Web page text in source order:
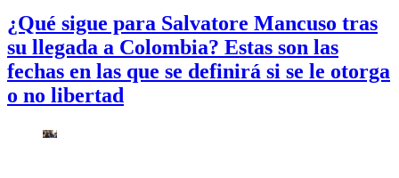
¿Qué sigue para Salvatore Mancuso tras
su llegada a Colombia? Estas son las
fechas en las que se definirá si se le otorga
o no libertad